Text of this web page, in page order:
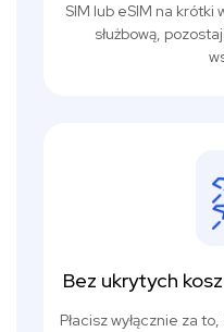
SIM lub eSIM na krótki
służbową,
Bez ukrytych
Płacisz wyłącznie za